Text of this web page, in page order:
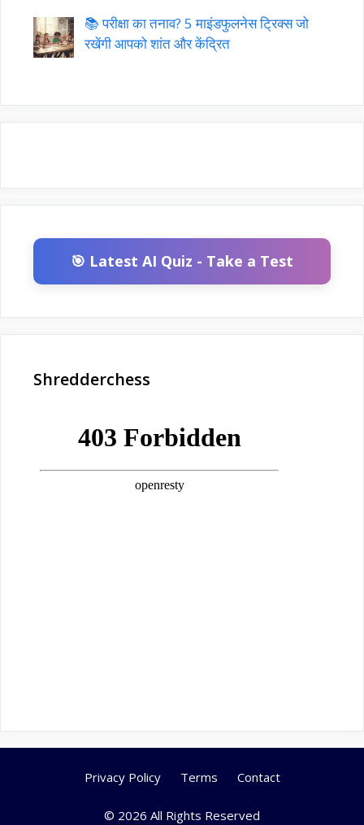
📚 परीक्षा का तनाव? 5 माइंडफुलनेस ट्रिक्स जो
रखेंगी आपको शांत और केंद्रित
🎯 Latest AI Quiz - Take a Test
Shredderchess
Privacy Policy Terms Contact
© 2026 All Rights Reserved